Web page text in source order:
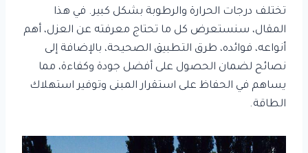
تختلف درجات الحرارة والرطوبة بشكل كبير. في هذا
المقال، سنستعرض كل ما تحتاج معرفته عن العزل، أهم
أنواعه، فوائده، طرق التطبيق الصحيحة، بالإضافة إلى
نصائح لضمان الحصول على أفضل جودة وكفاءة، مما
يساهم في الحفاظ على استقرار المبنى وتوفير استهلاك
الطاقة.